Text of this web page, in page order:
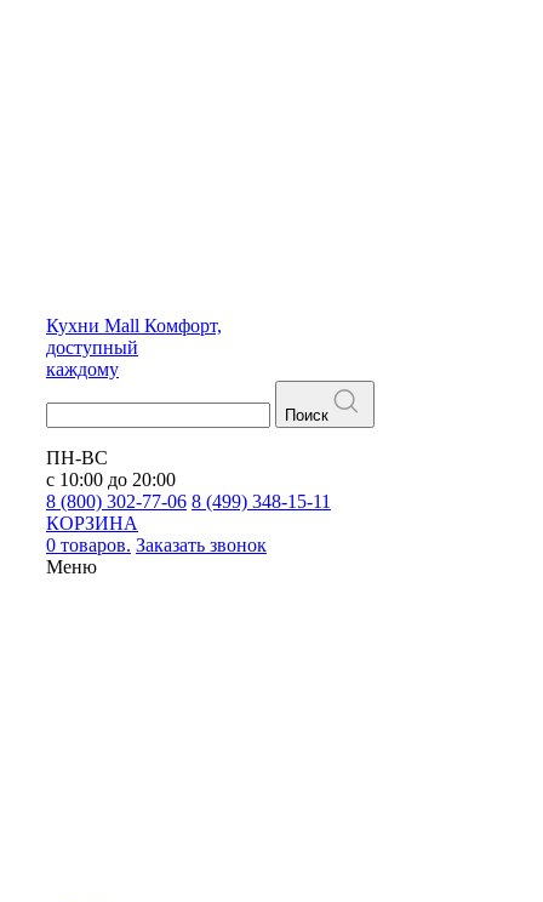
Кухни Mall Комфорт,
доступный
каждому
Поиск
ПН-ВС
с 10:00 до 20:00
8 (800) 302-77-06 8 (499) 348-15-11
КОРЗИНА
0 товаров. Заказать звонок
Меню